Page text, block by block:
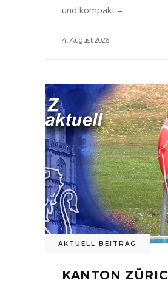
und kompakt –
4. August 2026
AKTUELL BEITRAG
KANTON